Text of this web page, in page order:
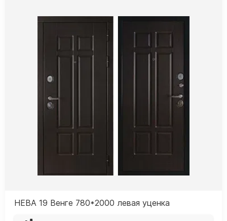
НЕВА 19 Венге 780*2000 левая уценка